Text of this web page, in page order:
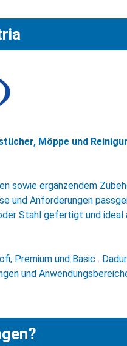
Möppe und
sowie ergänzendem
und Anforderungen
Stahl gefertigt und
Premium und Basic .
und